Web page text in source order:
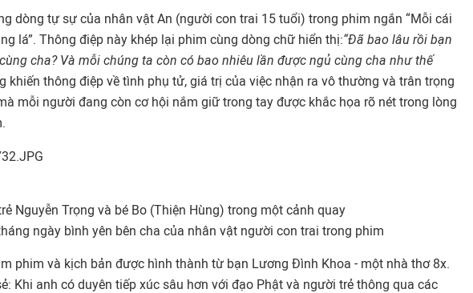
dòng tự sự của nhân vật An (người con trai 15 tuổi) trong phim ngắn “Mỗi cái
lá”. Thông điệp này khép lại phim cùng dòng chữ hiển thị:“Đã bao lâu rồi bạn
cha? Và mỗi chúng ta còn có bao nhiêu lần được ngủ cùng cha như thế
khiến thông điệp về tình phụ tử, giá trị của việc nhận ra vô thường và trân trọng
mỗi người đang còn cơ hội nắm giữ trong tay được khắc họa rõ nét trong lòng
Nguyễn Trọng và bé Bo (Thiện Hùng) trong một cảnh quay
ngày bình yên bên cha của nhân vật người con trai trong phim
phim và kịch bản được hình thành từ bạn Lương Đình Khoa - một nhà thơ 8x.
Khi anh có duyên tiếp xúc sâu hơn với đạo Phật và người trẻ thông qua các